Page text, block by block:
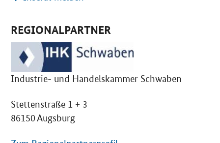
REGIONALPARTNER
Industrie- und Handelskammer Schwaben
Stettenstraße 1 + 3
86150 Augsburg